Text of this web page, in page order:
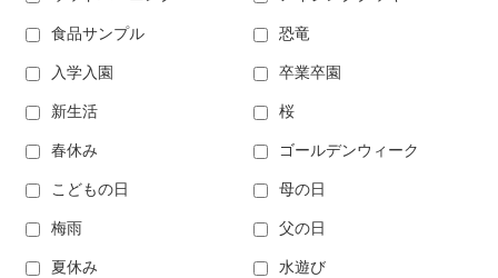
食品サンプル 恐竜
入学入園 卒業卒園
新生活 桜
春休み ゴールデンウィーク
こどもの日 母の日
梅雨 父の日
夏休み 水遊び